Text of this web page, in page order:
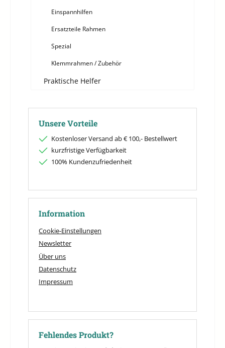
Einspannhilfen
Ersatzteile Rahmen
Spezial
Klemmrahmen / Zubehör
Praktische Helfer
Unsere Vorteile
Kostenloser Versand ab € 100,- Bestellwert
kurzfristige Verfügbarkeit
100% Kundenzufriedenheit
Information
Cookie-Einstellungen
Newsletter
Über uns
Datenschutz
Impressum
Fehlendes Produkt?